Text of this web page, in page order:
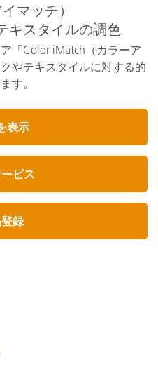
マッチ）
キスタイルの調色
「Color iMatch（カラーア
やテキスタイルに対する的
す。
表示
ビス
録